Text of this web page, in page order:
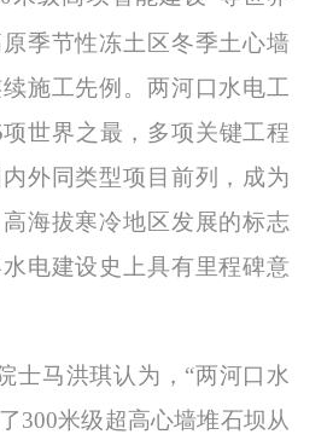
季节性冻土区冬季土心墙
施工先例 。 两河口水电工
项世界之最，多项关键工程
外同类型项目前列，成为
海拔寒冷地区发展的标志
电建设史上具有里程碑意
士马洪琪认为， “两河口水
300米级超高心墙堆石坝 从